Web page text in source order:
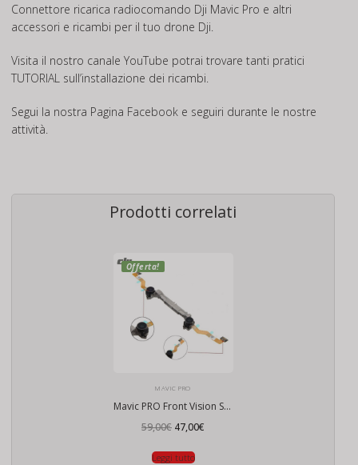
Connettore ricarica radiocomando Dji Mavic Pro e altri
accessori e ricambi per il tuo drone Dji.
Visita il nostro canale YouTube potrai trovare tanti pratici
TUTORIAL sull’installazione dei ricambi.
Segui la nostra Pagina Facebook e seguiri durante le nostre
attività.
Prodotti correlati
Offerta!
MAVIC PRO
Mavic PRO Front Vision System
59,00€ Il
prezzo
era:
47,00€
Leggi tutto